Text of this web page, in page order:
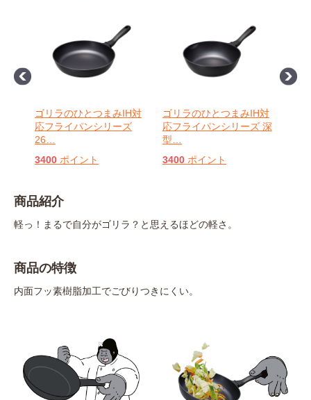
ゴリラのひとつまみIH対
応フライパンシリーズ
26
3400 ポイント
ゴリラのひとつまみIH対
応フライパンシリーズ 深
型
3400 ポイント
商品紹介
軽っ！まるで自分がゴリラ？と思えるほどの軽さ。
商品の特徴
内面フッ素樹脂加工でごびりつきにくい。